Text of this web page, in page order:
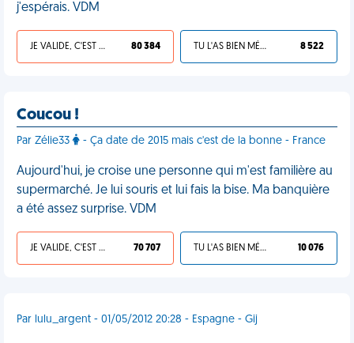
j'espérais. VDM
JE VALIDE, C'EST UNE VDM 80 384 TU L'AS BIEN MÉRITÉ 8 522
Coucou !
Par Zélie33 - Ça date de 2015 mais c'est de la bonne - France
Aujourd'hui, je croise une personne qui m'est familière au
supermarché. Je lui souris et lui fais la bise. Ma banquière
a été assez surprise. VDM
JE VALIDE, C'EST UNE VDM 70 707 TU L'AS BIEN MÉRITÉ 10 076
Par lulu_argent - 01/05/2012 20:28 - Espagne - Gij